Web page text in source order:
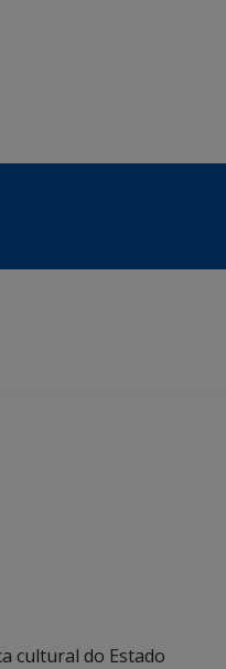
cultural do Estado